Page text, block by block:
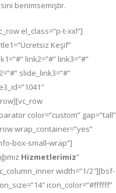
benimsemiştir.
el_class=”p-t-xxl”]
Keşif”
link2=”#” link3=”#”
slide_link3=”#”
color=”custom” gap=”tall”
wrap_container=”yes”
box-small-wrap”]
Hizmetlerimiz”
width=”1/2″][bsf-
icon_color=”#ffffff”